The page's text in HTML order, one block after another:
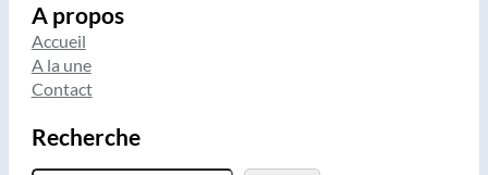
A propos
Accueil
A la une
Contact
Recherche